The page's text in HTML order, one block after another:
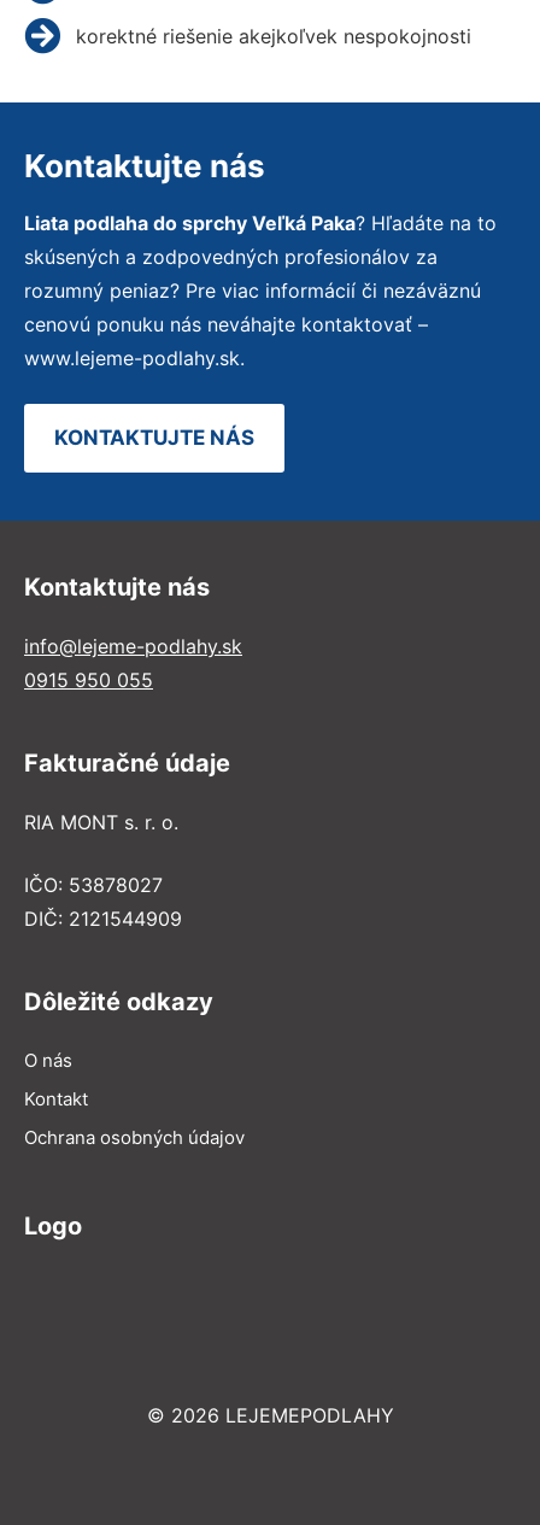
korektné riešenie akejkoľvek nespokojnosti
Kontaktujte nás
Liata podlaha do sprchy Veľká Paka? Hľadáte na to
skúsených a zodpovedných profesionálov za
rozumný peniaz? Pre viac informácií či nezáväznú
cenovú ponuku nás neváhajte kontaktovať –
www.lejeme-podlahy.sk.
KONTAKTUJTE NÁS
Kontaktujte nás
info@lejeme-podlahy.sk
0915 950 055
Fakturačné údaje
RIA MONT s. r. o.
IČO: 53878027
DIČ: 2121544909
Dôležité odkazy
O nás
Kontakt
Ochrana osobných údajov
Logo
© 2026 LEJEMEPODLAHY